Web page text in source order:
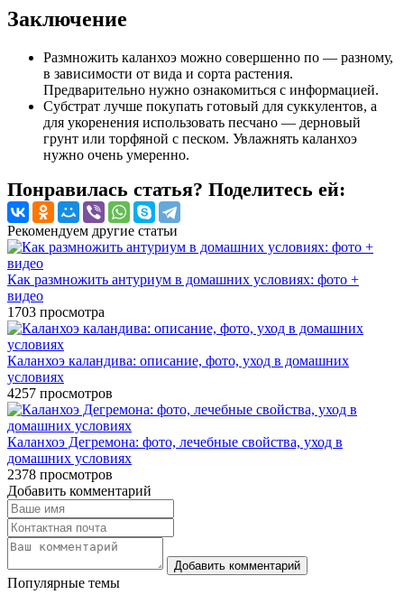
Заключение
Размножить каланхоэ можно совершенно по — разному,
в зависимости от вида и сорта растения.
Предварительно нужно ознакомиться с информацией.
Субстрат лучше покупать готовый для суккулентов, а
для укоренения использовать песчано — дерновый
грунт или торфяной с песком. Увлажнять каланхоэ
нужно очень умеренно.
Понравилась статья? Поделитесь ей:
Рекомендуем другие статьи
Как размножить антуриум в домашних условиях: фото +
видео
1703 просмотра
Каланхоэ каландива: описание, фото, уход в домашних
условиях
4257 просмотров
Каланхоэ Дегремона: фото, лечебные свойства, уход в
домашних условиях
2378 просмотров
Добавить комментарий
Популярные темы